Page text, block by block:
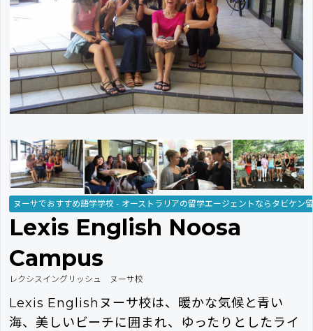
ヌーサでおすすめ語学学校 - オーストラリアの留学エージェントならタビケン
Lexis English Noosa
Campus
レクシスイングリッシュ ヌーサ校
Lexis Englishヌーサ校は、暖かな気候と青い
海、美しいビーチに囲まれ、ゆったりとしたライ